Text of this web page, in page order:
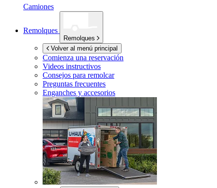
Camiones
Remolques
Remolques
Volver al menú principal
Comienza una reservación
Videos instructivos
Consejos para remolcar
Preguntas frecuentes
Enganches y accesorios